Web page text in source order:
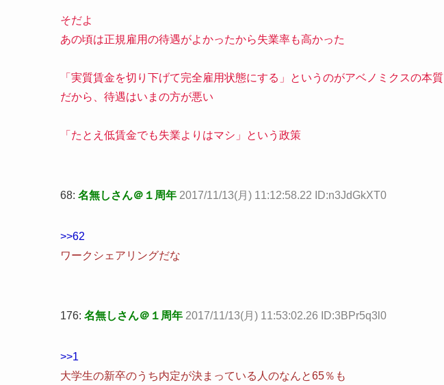
そだよ
あの頃は正規雇用の待遇がよかったから失業率も高かった
「実質賃金を切り下げて完全雇用状態にする」というのがアベノミクスの本質
だから、待遇はいまの方が悪い
「たとえ低賃金でも失業よりはマシ」という政策
68: 名無しさん＠１周年 2017/11/13(月) 11:12:58.22 ID:n3JdGkXT0
>>62
ワークシェアリングだな
176: 名無しさん＠１周年 2017/11/13(月) 11:53:02.26 ID:3BPr5q3l0
>>1
大学生の新卒のうち内定が決まっている人のなんと65％も